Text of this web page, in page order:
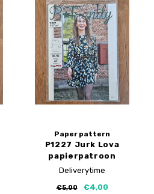
Paper pattern
P1227 Jurk Lova
papierpatroon
Deliverytime
€5,00 €4,00